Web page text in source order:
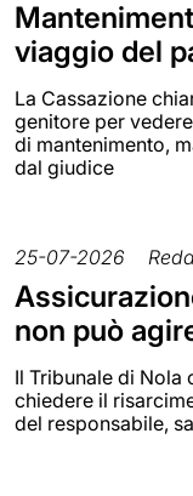
viaggio del
La Cassazione
genitore per
di mantenimento,
dal giudice
25-07-2026
non può
Il Tribunale di Nola
chiedere il
del responsabile,